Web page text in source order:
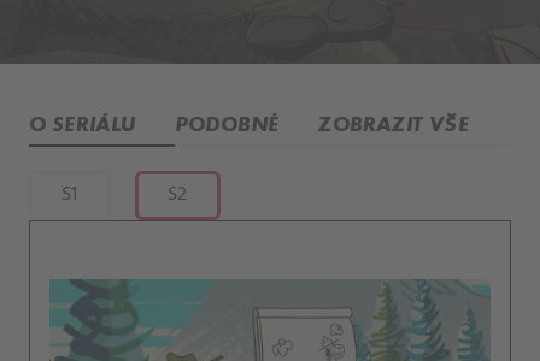
O SERIÁLU PODOBNÉ ZOBRAZIT VŠE
S1 S2